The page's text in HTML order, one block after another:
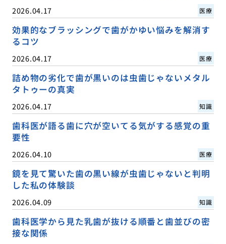
2026.04.17 医療
効果的なブラッシングで歯がかゆい悩みを解消す
るコツ
2026.04.17 医療
詰め物の劣化で歯が黒いのは虫歯じゃないメタル
タトゥーの真実
2026.04.17 知識
歯科医が語る歯に穴が空いてる気がする感覚の重
要性
2026.04.10 医療
鏡を見て驚いた歯の黒い線が虫歯じゃないと判明
した私の体験談
2026.04.09 知識
歯科医学から見た乳歯が抜ける順番と歯並びの密
接な関係